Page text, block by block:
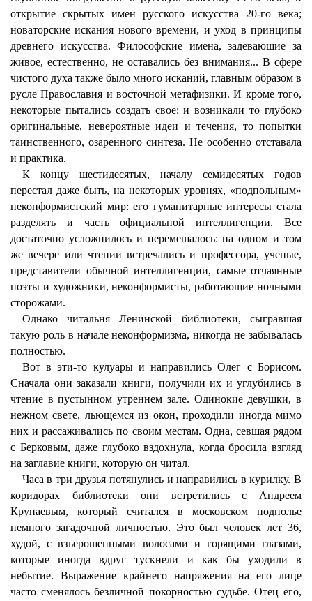
открытие скрытых имен русского искусства 20-го века;
новаторские искания нового времени, и уход в принципы
древнего искусства. Философские имена, задевающие за
живое, естественно, не оставались без внимания... В сфере
чистого духа также было много исканий, главным образом в
русле Православия и восточной метафизики. И кроме того,
некоторые пытались создать свое: и возникали то глубоко
оригинальные, невероятные идеи и течения, то попытки
таинственного, озаренного синтеза. Не особенно отставала
и практика.
К концу шестидесятых, началу семидесятых годов
перестал даже быть, на некоторых уровнях, «подпольным»
неконформистский мир: его гуманитарные интересы стала
разделять и часть официальной интеллигенции. Все
достаточно усложнилось и перемешалось: на одном и том
же вечере или чтении встречались и профессора, ученые,
представители обычной интеллигенции, самые отчаянные
поэты и художники, неконформисты, работающие ночными
сторожами.
Однако читальня Ленинской библиотеки, сыгравшая
такую роль в начале неконформизма, никогда не забывалась
полностью.
Вот в эти-то кулуары и направились Олег с Борисом.
Сначала они заказали книги, получили их и углубились в
чтение в пустынном утреннем зале. Одинокие девушки, в
нежном свете, льющемся из окон, проходили иногда мимо
них и рассаживались по своим местам. Одна, севшая рядом
с Берковым, даже глубоко вздохнула, когда бросила взгляд
на заглавие книги, которую он читал.
Часа в три друзья потянулись и направились в курилку. В
коридорах библиотеки они встретились с Андреем
Крупаевым, который считался в московском подполье
немного загадочной личностью. Это был человек лет 36,
худой, с взъерошенными волосами и горящими глазами,
которые иногда вдруг тускнели и как бы уходили в
небытие. Выражение крайнего напряжения на его лице
часто сменялось безличной покорностью судьбе. Отец его,